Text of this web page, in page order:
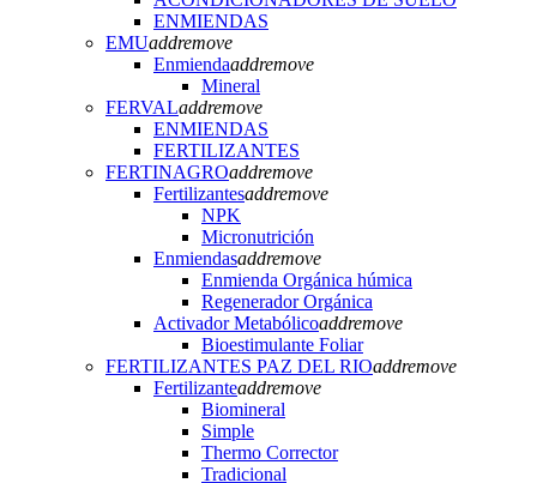
ENMIENDAS
EMUaddremove
Enmiendaaddremove
Mineral
FERVALaddremove
ENMIENDAS
FERTILIZANTES
FERTINAGROaddremove
Fertilizantesaddremove
NPK
Micronutrición
Enmiendasaddremove
Enmienda Orgánica húmica
Regenerador Orgánica
Activador Metabólicoaddremove
Bioestimulante Foliar
FERTILIZANTES PAZ DEL RIOaddremove
Fertilizanteaddremove
Biomineral
Simple
Thermo Corrector
Tradicional